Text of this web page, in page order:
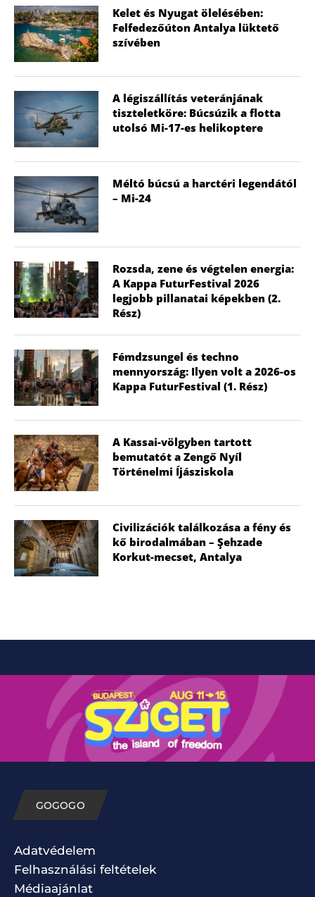
Kelet és Nyugat ölelésében:
Felfedezőúton Antalya lüktető
szívében
A légiszállítás veteránjának
tiszteletköre: Búcsúzik a flotta
utolsó Mi-17-es helikoptere
Méltó búcsú a harctéri legendától
– Mi-24
Rozsda, zene és végtelen energia:
A Kappa FuturFestival 2026
legjobb pillanatai képekben (2.
Rész)
Fémdzsungel és techno
mennyország: Ilyen volt a 2026-os
Kappa FuturFestival (1. Rész)
A Kassai-völgyben tartott
bemutatót a Zengő Nyíl
Történelmi Íjásziskola
Civilizációk találkozása a fény és
kő birodalmában – Şehzade
Korkut-mecset, Antalya
GOGOGO
Adatvédelem
Felhasználási feltételek
Médiaajánlat